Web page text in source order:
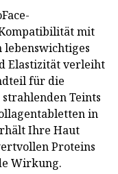
mit
lebenswichtiges
Elastizität verleiht
für die
Teints
in
Ihre Haut
Proteins
Wirkung.